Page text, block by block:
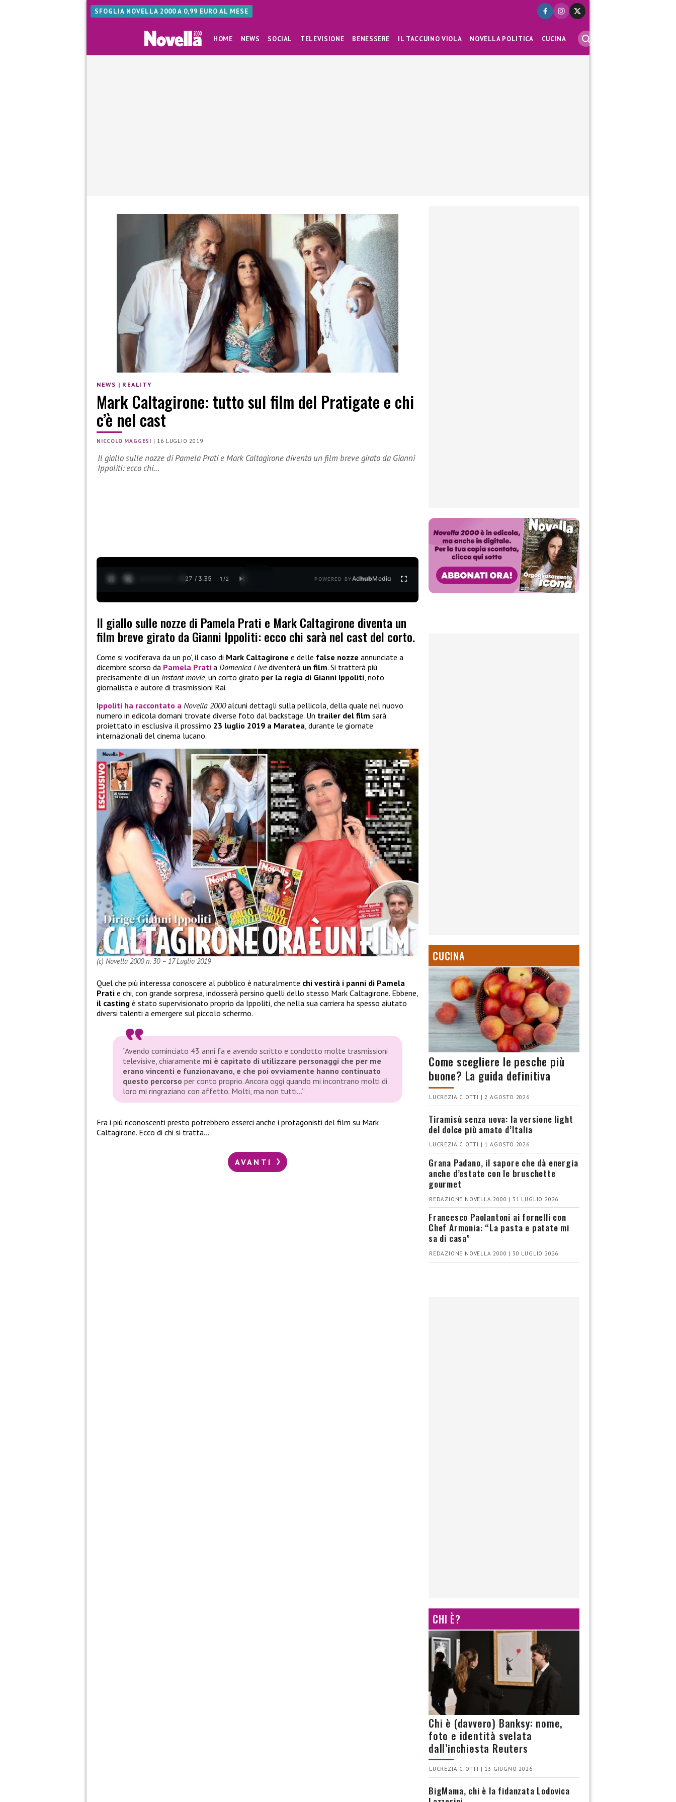
SFOGLIA NOVELLA 2000 A 0,99 EURO AL MESE
HOME NEWS SOCIAL TELEVISIONE BENESSERE IL TACCUINO VIOLA NOVELLA POLITICA CUCINA
NEWS | REALITY
Mark Caltagirone: tutto sul film del Pratigate e chi
c’è nel cast
NICCOLO MAGGESI | 16 LUGLIO 2019
Il giallo sulle nozze di Pamela Prati e Mark Caltagirone diventa un film breve girato da Gianni
Ippoliti: ecco chi…
0:28 / 3:35 1 /2 POWERED BYAdhubMedia
Il giallo sulle nozze di Pamela Prati e Mark Caltagirone diventa un
film breve girato da Gianni Ippoliti: ecco chi sarà nel cast del corto.
Come si vociferava da un po’, il caso di Mark Caltagirone e delle false nozze annunciate a
dicembre scorso da Pamela Prati a Domenica Livediventerà un film. Si tratterà più
precisamente di un instant movie, un corto girato per la regia di Gianni Ippoliti, noto
giornalista e autore di trasmissioni Rai.
Ippoliti ha raccontato a Novella 2000alcuni dettagli sulla pellicola, della quale nel nuovo
numero in edicola domani trovate diverse foto dal backstage. Un trailer del film sarà
proiettato in esclusiva il prossimo 23 luglio 2019 a Maratea, durante le giornate
internazionali del cinema lucano.
(c) Novella 2000 n. 30 – 17 Luglio 2019
Quel che più interessa conoscere al pubblico è naturalmente chi vestirà i panni di Pamela
Prati e chi, con grande sorpresa, indosserà persino quelli dello stesso Mark Caltagirone. Ebbene,
il casting è stato supervisionato proprio da Ippoliti, che nella sua carriera ha spesso aiutato
diversi talenti a emergere sul piccolo schermo.
“Avendo cominciato 43 anni fa e avendo scritto e condotto molte trasmissioni
televisive, chiaramente mi è capitato di utilizzare personaggi che per me
erano vincenti e funzionavano, e che poi ovviamente hanno continuato
questo percorso per conto proprio. Ancora oggi quando mi incontrano molti di
loro mi ringraziano con affetto. Molti, ma non tutti…”
Fra i più riconoscenti presto potrebbero esserci anche i protagonisti del film su Mark
Caltagirone. Ecco di chi si tratta…
AVANTI
CUCINA
Come scegliere le pesche più
buone? La guida definitiva
LUCREZIA CIOTTI | 2 AGOSTO 2026
Tiramisù senza uova: la versione light
del dolce più amato d’Italia
LUCREZIA CIOTTI | 1 AGOSTO 2026
Grana Padano, il sapore che dà energia
anche d’estate con le bruschette
gourmet
REDAZIONE NOVELLA 2000 | 31 LUGLIO 2026
Francesco Paolantoni ai fornelli con
Chef Armonia: “La pasta e patate mi
sa di casa”
REDAZIONE NOVELLA 2000 | 30 LUGLIO 2026
CHI È?
Chi è (davvero) Banksy: nome,
foto e identità svelata
dall’inchiesta Reuters
LUCREZIA CIOTTI | 13 GIUGNO 2026
BigMama, chi è la fidanzata Lodovica